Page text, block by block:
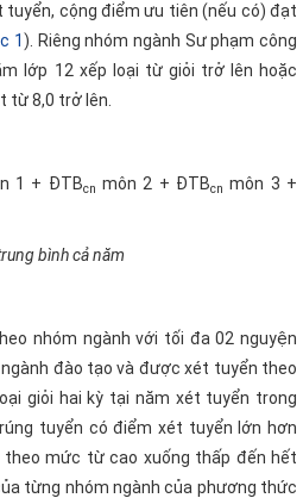
cộng điểm ưu tiên (nếu có) đạt
1). Riêng nhóm ngành Sư phạm công
lớp 12 xếp loại từ giỏi trở lên hoặc
từ 8,0 trở lên.
1 + ĐTBcn môn 2 + ĐTBcn môn 3 +
bình cả năm
nhóm ngành với tối đa 02 nguyện
đào tạo và được xét tuyển theo
giỏi hai kỳ tại năm xét tuyển trong
tuyển có điểm xét tuyển lớn hơn
mức từ cao xuống thấp đến hết
từng nhóm ngành của phương thức